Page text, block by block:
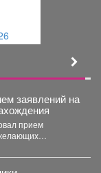
заявлений на
прием